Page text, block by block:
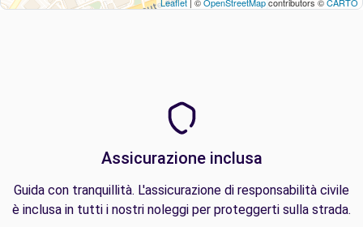
Assicurazione inclusa
Guida con tranquillità. L'assicurazione di responsabilità civile
è inclusa in tutti i nostri noleggi per proteggerti sulla strada.